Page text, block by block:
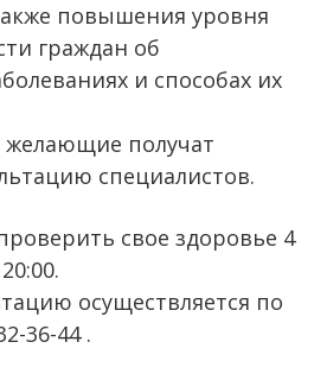
повышения уровня
граждан об
и способах их
желающие получат
специалистов.
свое здоровье 4
осуществляется по
36-44 .